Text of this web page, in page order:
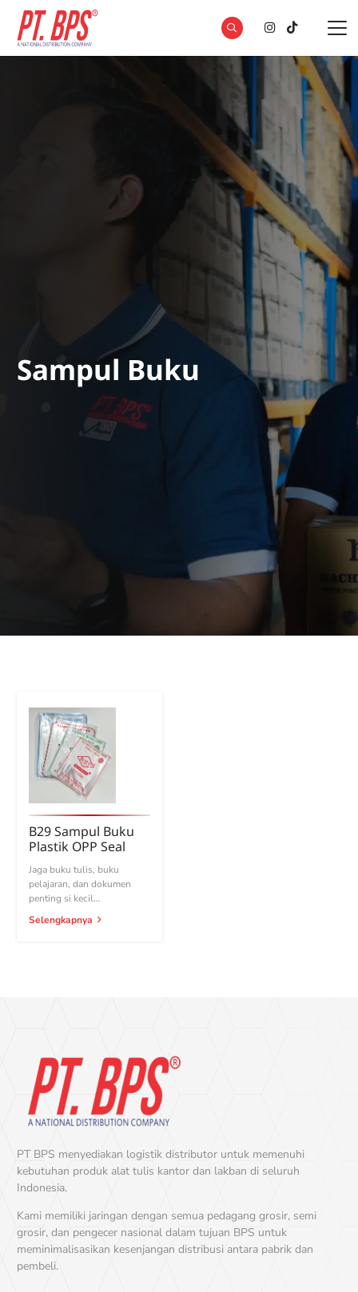
Sampul Buku
B29 Sampul Buku
Plastik OPP Seal
Jaga buku tulis, buku
pelajaran, dan dokumen
penting si kecil…
Selengkapnya
PT BPS menyediakan logistik distributor untuk memenuhi
kebutuhan produk alat tulis kantor dan lakban di seluruh
Indonesia.
Kami memiliki jaringan dengan semua pedagang grosir, semi
grosir, dan pengecer nasional dalam tujuan BPS untuk
meminimalisasikan kesenjangan distribusi antara pabrik dan
pembeli.